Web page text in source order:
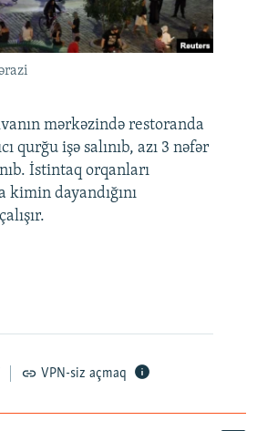
mərkəzində restoranda
qurğu işə salınıb, azı 3 nəfər
İstintaq orqanları
kimin dayandığını
VPN-siz açmaq